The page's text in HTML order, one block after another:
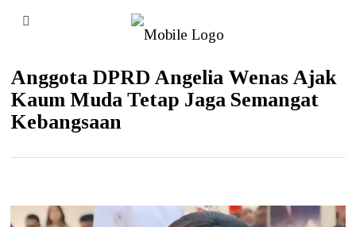
Anggota DPRD Angelia Wenas Ajak
Kaum Muda Tetap Jaga Semangat
Kebangsaan